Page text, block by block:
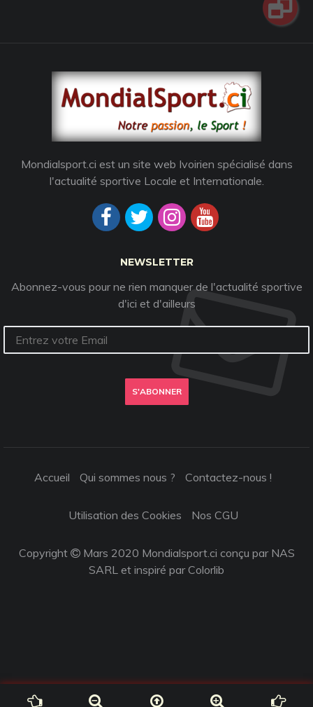
Mondialsport.ci est un site web Ivoirien spécialisé dans
l'actualité sportive Locale et Internationale.
NEWSLETTER
Abonnez-vous pour ne rien manquer de l'actualité sportive
d'ici et d'ailleurs
S'ABONNER
Accueil Qui sommes nous ? Contactez-nous !
Utilisation des Cookies Nos CGU
Copyright
Mars 2020 Mondialsport.ci conçu par NAS
SARL et inspiré parColorlib